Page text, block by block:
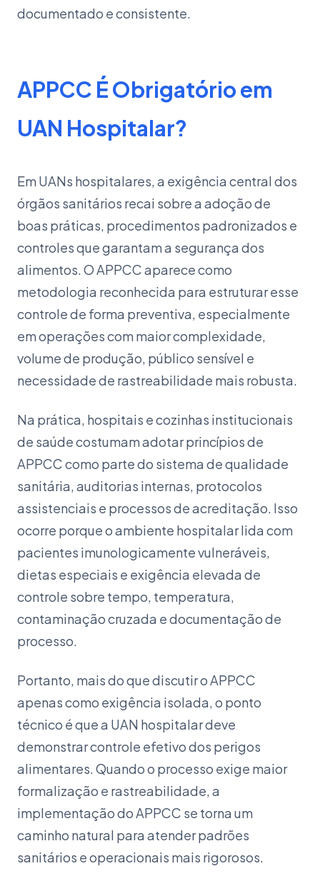
documentado e consistente.
APPCC É Obrigatório em
UAN Hospitalar?
Em UANs hospitalares, a exigência central dos
órgãos sanitários recai sobre a adoção de
boas práticas, procedimentos padronizados e
controles que garantam a segurança dos
alimentos. O APPCC aparece como
metodologia reconhecida para estruturar esse
controle de forma preventiva, especialmente
em operações com maior complexidade,
volume de produção, público sensível e
necessidade de rastreabilidade mais robusta.
Na prática, hospitais e cozinhas institucionais
de saúde costumam adotar princípios de
APPCC como parte do sistema de qualidade
sanitária, auditorias internas, protocolos
assistenciais e processos de acreditação. Isso
ocorre porque o ambiente hospitalar lida com
pacientes imunologicamente vulneráveis,
dietas especiais e exigência elevada de
controle sobre tempo, temperatura,
contaminação cruzada e documentação de
processo.
Portanto, mais do que discutir o APPCC
apenas como exigência isolada, o ponto
técnico é que a UAN hospitalar deve
demonstrar controle efetivo dos perigos
alimentares. Quando o processo exige maior
formalização e rastreabilidade, a
implementação do APPCC se torna um
caminho natural para atender padrões
sanitários e operacionais mais rigorosos.